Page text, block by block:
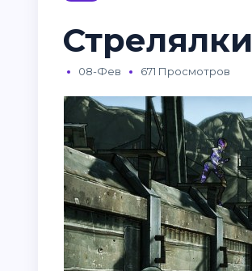
Стрелялки
08-Фев 671 Просмотров